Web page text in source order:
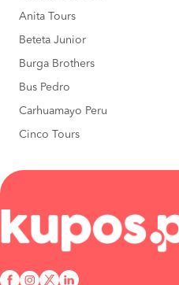
Anita Tours
Beteta Junior
Burga Brothers
Bus Pedro
Carhuamayo Peru
Cinco Tours